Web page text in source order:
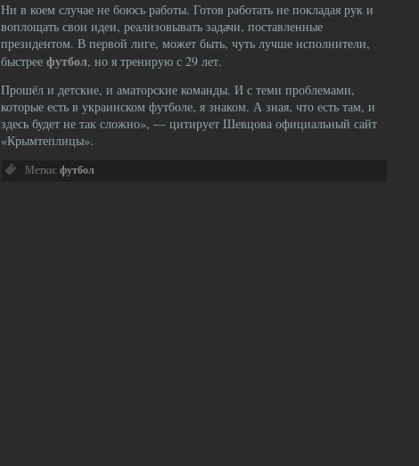
Ни в коем случае не боюсь работы. Готов работать не покладая рук и
воплощать свои идеи, реализовывать задачи, поставленные
президентом. В первой лиге, может быть, чуть лучше исполнители,
быстрее футбол, но я тренирую с 29 лет.
Прошёл и детские, и аматорские команды. И с теми проблемами,
которые есть в украинском футболе, я знаком. А зная, что есть там, и
здесь будет не так сложно», — цитирует Шевцова официальный сайт
«Крымтеплицы».
Метки: футбол